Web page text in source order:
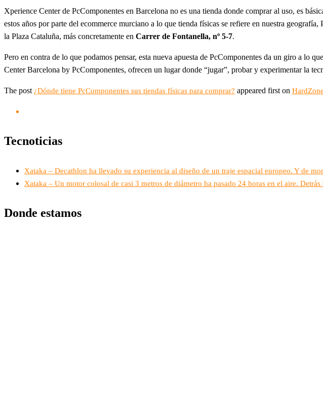
Xperience Center de PcComponentes en Barcelona no es una tienda donde comprar al uso, es
estos años por parte del ecommerce murciano a lo que tienda físicas se refiere en nuestra
la Plaza Cataluña, más concretamente en Carrer de Fontanella, nº 5-7.
Pero en contra de lo que podamos pensar, esta nueva apuesta de PcComponentes da un giro a lo
Center Barcelona by PcComponentes, ofrecen un lugar donde “jugar”, probar y experimentar la
The post ¿Dónde tiene PcComponentes sus tiendas físicas para comprar? appeared first on HardZone
Tecnoticias
Xataka – Decathlon ha llevado su experiencia al diseño de un traje espacial europeo. Y de
Xataka – Un motor colosal de casi 3 metros de diámetro ha pasado 24 horas en el aire.
Donde estamos